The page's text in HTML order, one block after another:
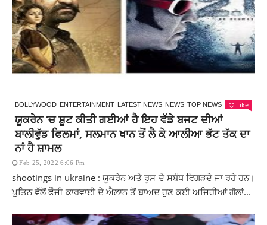
BOLLYWOOD ENTERTAINMENT LATEST NEWS NEWS TOP NEWS Like
ਯੂਕਰੇਨ ‘ਚ ਸ਼ੂਟ ਕੀਤੀ ਗਈਆਂ ਹੈ ਇਹ ਵੱਡੇ ਬਜਟ ਦੀਆਂ
ਬਾਲੀਵੁੱਡ ਫਿਲਮਾਂ, ਸਲਮਾਨ ਖਾਨ ਤੋਂ ਲੈ ਕੇ ਆਲੀਆ ਭੱਟ ਤੱਕ ਦਾ
ਨਾਂ ਹੈ ਸ਼ਾਮਲ
Feb 25, 2022 6:06 Pm
shootings in ukraine : ਯੂਕਰੇਨ ਅਤੇ ਰੂਸ ਦੇ ਸਬੰਧ ਵਿਗੜਦੇ ਜਾ ਰਹੇ ਹਨ।
ਪੁਤਿਨ ਵੱਲੋਂ ਫੌਜੀ ਕਾਰਵਾਈ ਦੇ ਐਲਾਨ ਤੋਂ ਬਾਅਦ ਹੁਣ ਕਈ ਅਜਿਹੀਆਂ ਗੱਲਾਂ...